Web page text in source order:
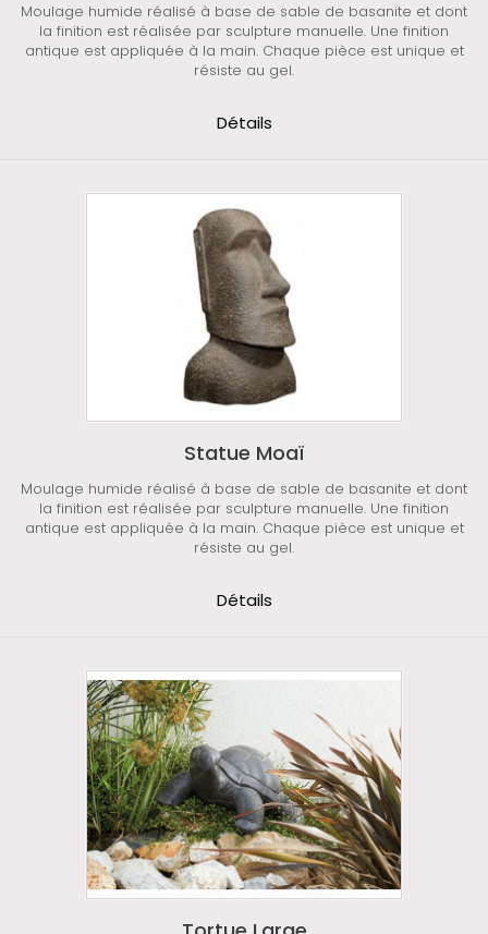
Moulage humide réalisé à base de sable de basanite et dont
la finition est réalisée par sculpture manuelle. Une finition
antique est appliquée à la main. Chaque pièce est unique et
résiste au gel.
Détails
Statue Moaï
Moulage humide réalisé à base de sable de basanite et dont
la finition est réalisée par sculpture manuelle. Une finition
antique est appliquée à la main. Chaque pièce est unique et
résiste au gel.
Détails